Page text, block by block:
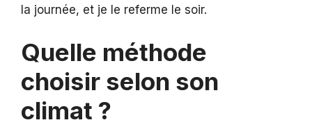
la journée, et je le referme le soir.
Quelle méthode
choisir selon son
climat ?